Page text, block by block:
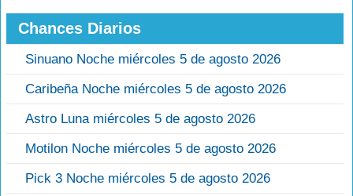
Chances Diarios
Sinuano Noche miércoles 5 de agosto 2026
Caribeña Noche miércoles 5 de agosto 2026
Astro Luna miércoles 5 de agosto 2026
Motilon Noche miércoles 5 de agosto 2026
Pick 3 Noche miércoles 5 de agosto 2026